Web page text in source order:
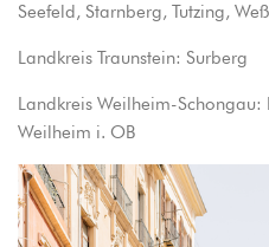
Seefeld, Starnberg, Tutzing,
Landkreis Traunstein: Surberg
Landkreis Weilheim-
Weilheim i. OB